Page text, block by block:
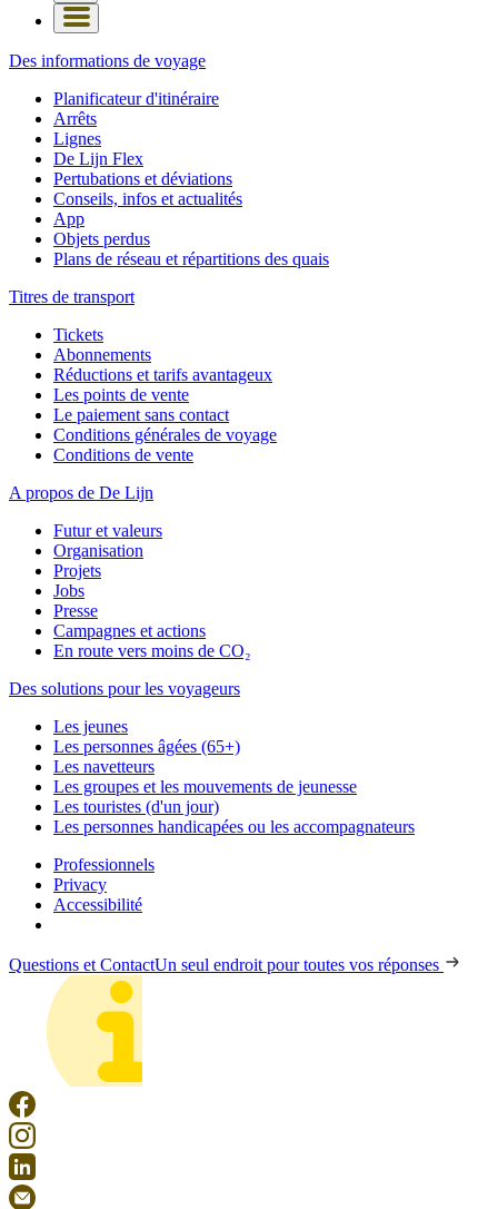
Des informations de voyage
Planificateur d'itinéraire
Arrêts
Lignes
De Lijn Flex
Pertubations et déviations
Conseils, infos et actualités
App
Objets perdus
Plans de réseau et répartitions des quais
Titres de transport
Tickets
Abonnements
Réductions et tarifs avantageux
Les points de vente
Le paiement sans contact
Conditions générales de voyage
Conditions de vente
A propos de De Lijn
Futur et valeurs
Organisation
Projets
Jobs
Presse
Campagnes et actions
En route vers moins de CO₂
Des solutions pour les voyageurs
Les jeunes
Les personnes âgées (65+)
Les navetteurs
Les groupes et les mouvements de jeunesse
Les touristes (d'un jour)
Les personnes handicapées ou les accompagnateurs
Professionnels
Privacy
Accessibilité
Questions et ContactUn seul endroit pour toutes vos réponses